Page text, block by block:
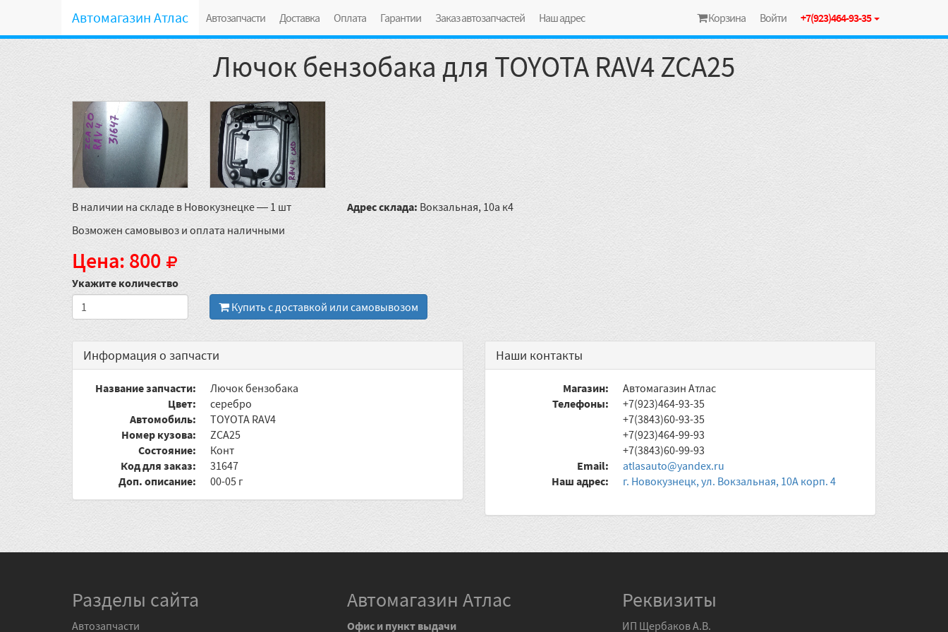
Автомагазин Атлас Автозапчасти Доставка Оплата Гарантии Заказ автозапчастей Наш адрес Корзина Войти +7(923)464-93-35
Лючок бензобака для TOYOTA RAV4 ZCA25
В наличии на складе в Новокузнецке — 1 шт
Возможен самовывоз и оплата наличными
Адрес склада: Вокзальная, 10а к4
Цена: 800
Укажите количество
Купить с доставкой или самовывозом
Информация о запчасти
Название запчасти:
Лючок бензобака
Цвет:
серебро
Автомобиль:
TOYOTA RAV4
Номер кузова:
ZCA25
Состояние:
Конт
Код для заказ:
31647
Доп. описание:
00-05 г
Наши контакты
Магазин:
Автомагазин Атлас
Телефоны:
+7(923)464-93-35
+7(3843)60-93-35
+7(923)464-99-93
+7(3843)60-99-93
Email:
atlasauto@yandex.ru
Наш адрес:
г. Новокузнецк, ул. Вокзальная, 10А корп. 4
Разделы сайта
Автозапчасти
Автомагазин Атлас
Офис и пункт выдачи
Реквизиты
ИП Щербаков А.В.